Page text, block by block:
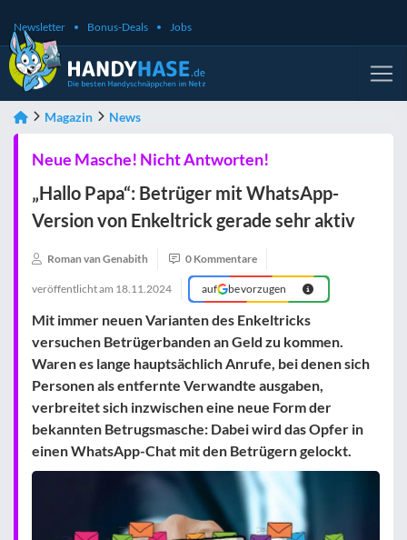
Newsletter Bonus-Deals Jobs
Magazin News
Neue Masche! Nicht Antworten!
„Hallo Papa“: Betrüger mit WhatsApp-
Version von Enkeltrick gerade sehr aktiv
Roman van Genabith 0 Kommentare
veröffentlicht am 18.11.2024 auf bevorzugen
Mit immer neuen Varianten des Enkeltricks
versuchen Betrügerbanden an Geld zu kommen.
Waren es lange hauptsächlich Anrufe, bei denen sich
Personen als entfernte Verwandte ausgaben,
verbreitet sich inzwischen eine neue Form der
bekannten Betrugsmasche: Dabei wird das Opfer in
einen WhatsApp-Chat mit den Betrügern gelockt.